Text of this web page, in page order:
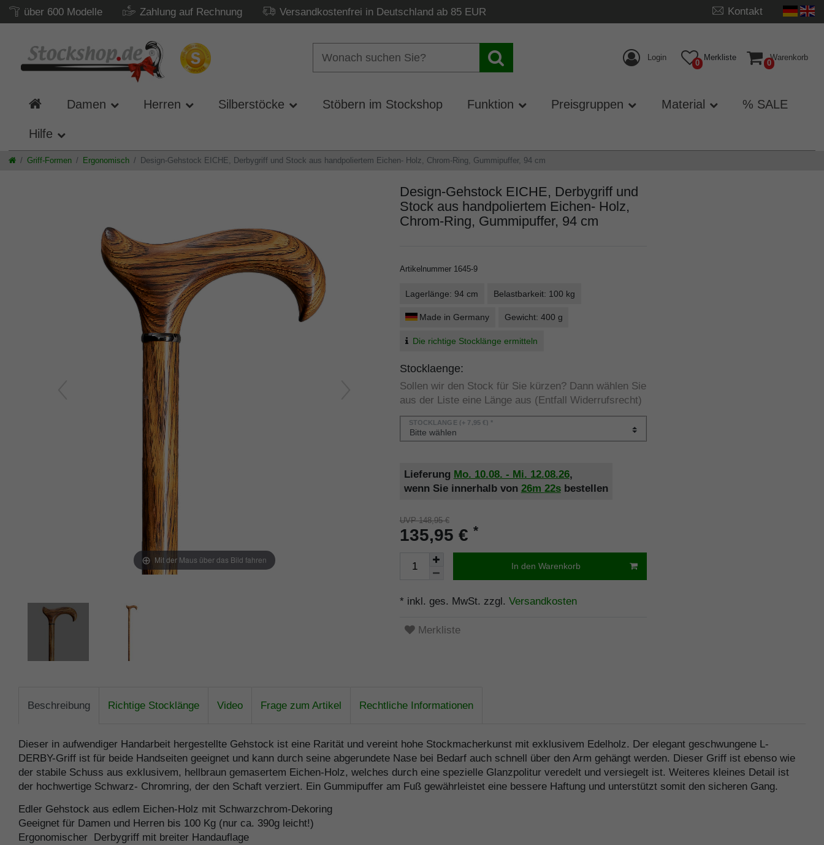
über 600 Modelle Zahlung auf Rechnung Versandkostenfrei in Deutschland ab 85 EUR Kontakt
Login
0
Merkliste
0
Warenkorb
Damen Herren Silberstöcke Stöbern im Stockshop Funktion Preisgruppen Material % SALE
Hilfe
Griff-Formen Ergonomisch Design-Gehstock EICHE, Derbygriff und Stock aus handpoliertem Eichen- Holz, Chrom-Ring, Gummipuffer, 94 cm
Mit der Maus über das Bild fahren
Design-Gehstock EICHE, Derbygriff und
Stock aus handpoliertem Eichen- Holz,
Chrom-Ring, Gummipuffer, 94 cm
Artikelnummer 1645-9
Lagerlänge: 94 cm Belastbarkeit: 100 kg
Made in Germany Gewicht: 400 g
Die richtige Stocklänge ermitteln
Stocklaenge:
Sollen wir den Stock für Sie kürzen? Dann wählen Sie
aus der Liste eine Länge aus (Entfall Widerrufsrecht)
STOCKLÄNGE (+ 7,95 €) *
Lieferung Mo. 10.08. - Mi. 12.08.26,
wenn Sie innerhalb von 26m 21sbestellen
UVP 148,95 €
135,95 € *
In den Warenkorb
* inkl. ges. MwSt. zzgl. Versandkosten
Merkliste
Beschreibung Richtige Stocklänge Video Frage zum Artikel Rechtliche Informationen
Dieser in aufwendiger Handarbeit hergestellte Gehstock ist eine Rarität und vereint hohe Stockmacherkunst mit exklusivem Edelholz. Der elegant geschwungene L-
DERBY-Griff ist für beide Handseiten geeignet und kann durch seine abgerundete Nase bei Bedarf auch schnell über den Arm gehängt werden. Dieser Griff ist ebenso wie
der stabile Schuss aus exklusivem, hellbraun gemasertem Eichen-Holz, welches durch eine spezielle Glanzpolitur veredelt und versiegelt ist. Weiteres kleines Detail ist
der hochwertige Schwarz- Chromring, der den Schaft verziert. Ein Gummipuffer am Fuß gewährleistet eine bessere Haftung und unterstützt somit den sicheren Gang.
Edler Gehstock aus edlem Eichen-Holz mit Schwarzchrom-Dekoring
Geeignet für Damen und Herren bis 100 Kg (nur ca. 390g leicht!)
Ergonomischer Derbygriff mit breiter Handauflage